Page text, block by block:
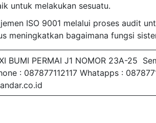
untuk melakukan sesuatu.
ISO 9001 melalui proses audit
meningkatkan bagaimana fungsi
BUMI PERMAI J1 NOMOR 23A-25
: 087877112117 Whatapps :